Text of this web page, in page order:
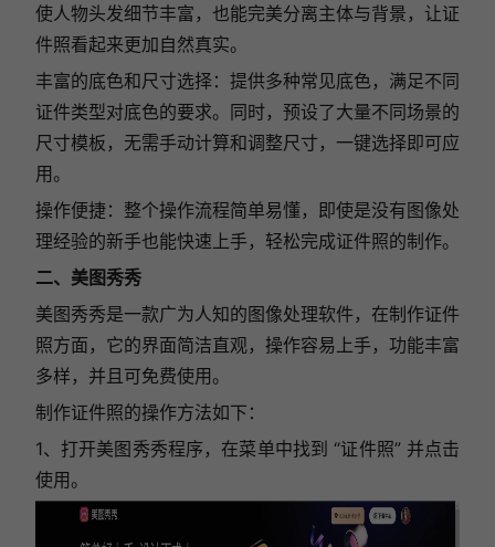
使人物头发细节丰富，也能完美分离主体与背景，让证
件照看起来更加自然真实。
丰富的底色和尺寸选择：提供多种常见底色，满足不同
证件类型对底色的要求。同时，预设了大量不同场景的
尺寸模板，无需手动计算和调整尺寸，一键选择即可应
用。
操作便捷：整个操作流程简单易懂，即使是没有图像处
理经验的新手也能快速上手，轻松完成证件照的制作。
二、美图秀秀
美图秀秀是一款广为人知的图像处理软件，在制作证件
照方面，它的界面简洁直观，操作容易上手，功能丰富
多样，并且可免费使用。
制作证件照的操作方法如下：
1、打开美图秀秀程序，在菜单中找到 “证件照” 并点击
使用。